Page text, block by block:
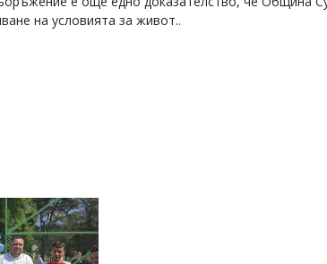
на условията за живот..